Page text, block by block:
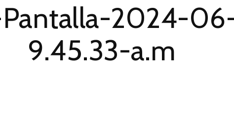
2024-
9.45.33-a.m